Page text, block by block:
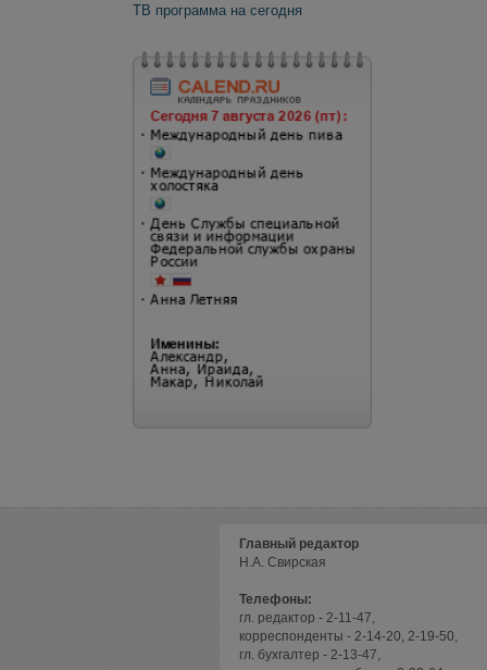
ТВ программа на сегодня
Главный редактор
Н.А. Свирская
Телефоны:
гл. редактор - 2-11-47,
корреспонденты - 2-14-20, 2-19-50,
гл. бухгалтер - 2-13-47,